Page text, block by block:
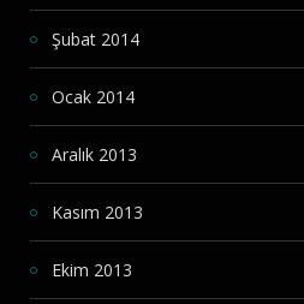
Şubat 2014
Ocak 2014
Aralık 2013
Kasım 2013
Ekim 2013